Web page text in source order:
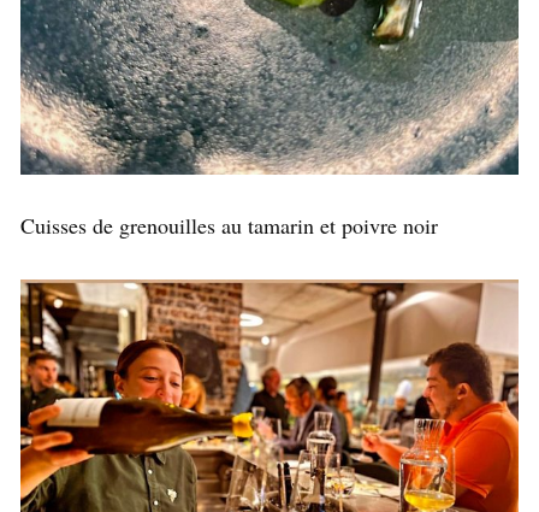
Cuisses de grenouilles au tamarin et poivre noir